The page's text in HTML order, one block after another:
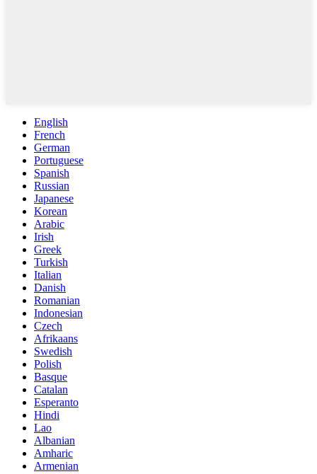
English
French
German
Portuguese
Spanish
Russian
Japanese
Korean
Arabic
Irish
Greek
Turkish
Italian
Danish
Romanian
Indonesian
Czech
Afrikaans
Swedish
Polish
Basque
Catalan
Esperanto
Hindi
Lao
Albanian
Amharic
Armenian